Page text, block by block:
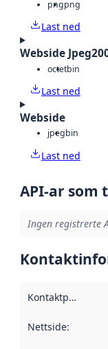
pngpng
Last ned
Webside
octetbin
Last ned
Webside
jpegbin
Last ned
API-ar som
Ingen registrerte
Kontaktpunkt
Nettside: